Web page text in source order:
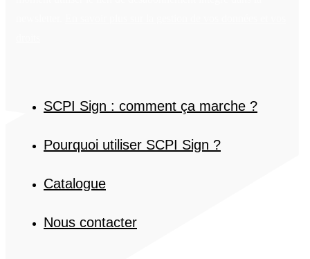
SCPI Sign : comment ça marche ?
Pourquoi utiliser SCPI Sign ?
Catalogue
Nous contacter